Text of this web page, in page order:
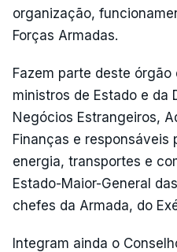
organização,
Forças Armadas.
Fazem parte deste
ministros de Estado e da
Negócios Estrangeiros,
Finanças e responsáveis
energia, transportes e
Estado-Maior-General
chefes da Armada, do
Integram ainda o